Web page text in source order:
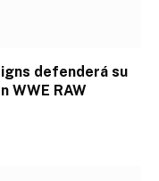
defenderá su
WWE RAW